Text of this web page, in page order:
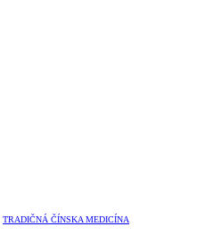
TRADIČNÁ ČÍNSKA MEDICÍNA